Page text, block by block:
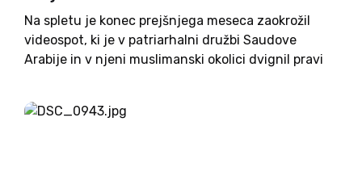
Na spletu je konec prejšnjega meseca zaokrožil
videospot, ki je v patriarhalni družbi Saudove
Arabije in v njeni muslimanski okolici dvignil pravi
ljudske pesmi) ženske, zakrite z nikabom, plešejo,
se rolkajo...